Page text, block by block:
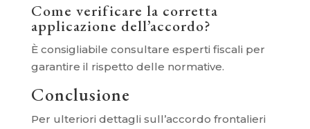
Come verificare la corretta
applicazione dell’accordo?
È consigliabile consultare esperti fiscali per
garantire il rispetto delle normative.
Conclusione
Per ulteriori dettagli sull’accordo frontalieri